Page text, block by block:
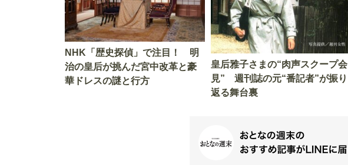
NHK「歴史探偵」で注目！ 明
治の皇后が挑んだ宮中改革と豪
華ドレスの謎と行方
皇后雅子さまの“肉声スクープ会
見” 週刊誌の元“番記者”が振り
返る舞台裏